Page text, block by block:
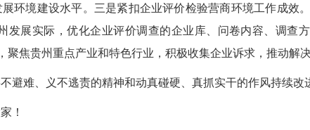
环境建设水平。三是紧扣企业评价检验营商环境工作成效
发展实际，优化企业评价调查的企业库、问卷内容、调查
聚焦贵州重点产业和特色行业，积极收集企业诉求，推动解
难、义不逃责的精神和动真碰硬、真抓实干的作风持续改
！